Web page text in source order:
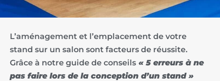
L’aménagement et l’emplacement de votre
stand sur un salon sont facteurs de réussite.
Grâce à notre guide de conseils « 5 erreurs à ne
pas faire lors de la conception d’un stand »